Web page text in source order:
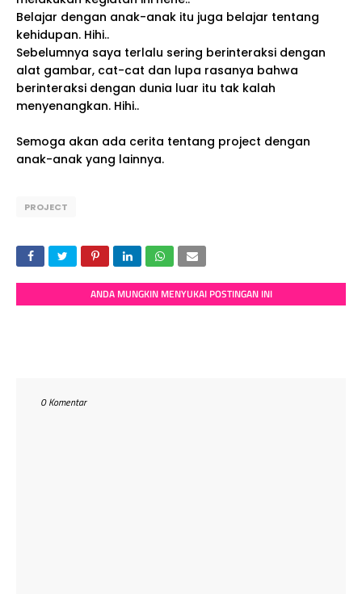
Belajar dengan anak-anak itu juga belajar tentang
kehidupan. Hihi..
Sebelumnya saya terlalu sering berinteraksi dengan
alat gambar, cat-cat dan lupa rasanya bahwa
berinteraksi dengan dunia luar itu tak kalah
menyenangkan. Hihi..
Semoga akan ada cerita tentang project dengan
anak-anak yang lainnya.
PROJECT
ANDA MUNGKIN MENYUKAI POSTINGAN INI
0 Komentar